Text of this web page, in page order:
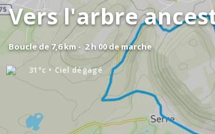
Vers l'arbre
Boucle de 7,6 km - 2 h 00 de marche
31°c Ciel dégagé